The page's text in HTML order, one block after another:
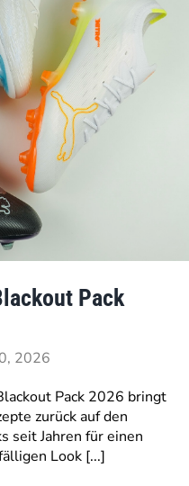
Pack
2026
Pack 2026 bringt
zurück auf den
seit Jahren für einen
Look [...]